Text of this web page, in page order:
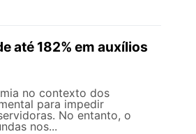
até 182% em auxílios
no contexto dos
para impedir
No entanto, o
nos...